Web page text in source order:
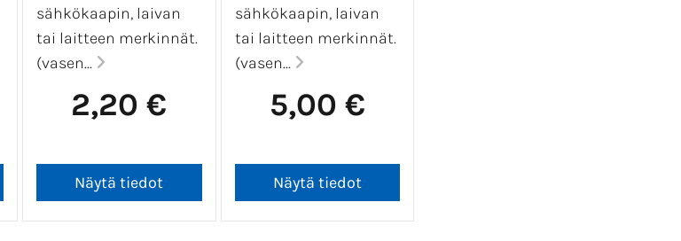
sähkökaapin, laivan
tai laitteen merkinnät.
(vasen...
2,20 €
sähkökaapin, laivan
tai laitteen merkinnät.
(vasen...
5,00 €